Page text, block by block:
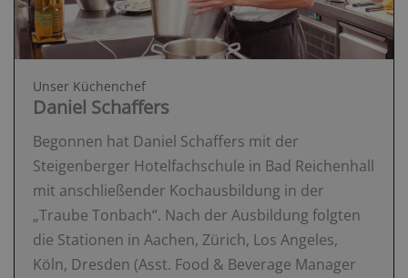
Unser Küchenchef
Daniel Schaffers
Begonnen hat Daniel Schaffers mit der
Steigenberger Hotelfachschule in Bad Reichenhall
mit anschließender Kochausbildung in der
„Traube Tonbach“. Nach der Ausbildung folgten
die Stationen in Aachen, Zürich, Los Angeles,
Köln, Dresden (Asst. Food & Beverage Manager